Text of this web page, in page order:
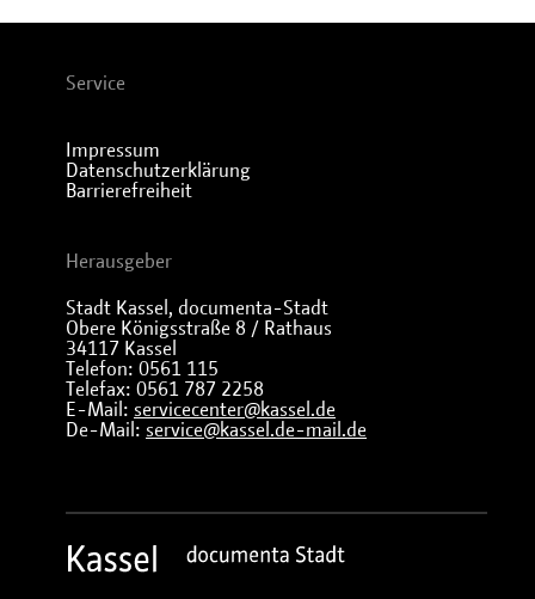
Service
Impressum
Datenschutzerklärung
Barrierefreiheit
Herausgeber
Stadt Kassel, documenta-Stadt
Obere Königsstraße 8 / Rathaus
34117 Kassel
Telefon: 0561 115
Telefax: 0561 787 2258
E-Mail: servicecenter@kassel.de
De-Mail: service@kassel.de-mail.de